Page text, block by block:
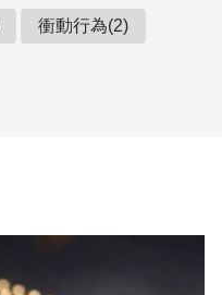
衝動行為(2)